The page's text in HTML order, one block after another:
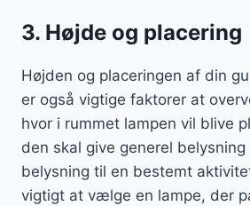
3. Højde og placering
Højden og placeringen af din
er også vigtige faktorer at
hvor i rummet lampen vil blive
den skal give generel
belysning til en bestemt
vigtigt at vælge en lampe, der